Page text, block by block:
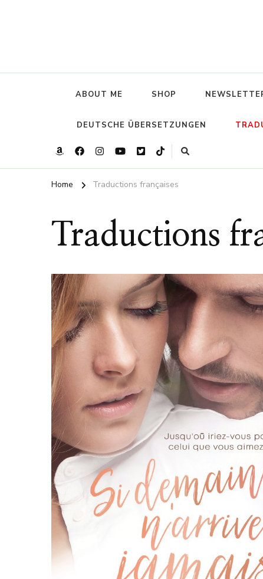
ABOUT ME SHOP
DEUTSCHE ÜBERSETZUNGEN
Home Traductions françaises
Traductions